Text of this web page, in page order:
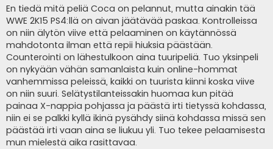
e
s
t
i
En tiedä mitä peliä Coca on pelannut, mutta ainakin tää
WWE 2K15 PS4:llä on aivan jäätävää paskaa. Kontrolleissa
on niin älytön viive että pelaaminen on käytännössä
mahdotonta ilman että repii hiuksia päästään.
Counterointi on lähestulkoon aina tuuripeliä. Tuo yksinpeli
on nykyään vähän samanlaista kuin online-hommat
vanhemmissa peleissä, kaikki on tuurista kiinni koska viive
on niin suuri. Selätystilanteissakin huomaa kun pitää
painaa X-nappia pohjassa ja päästä irti tietyssä kohdassa,
niin ei se palkki kyllä ikinä pysähdy siinä kohdassa missä sen
päästää irti vaan aina se liukuu yli. Tuo tekee pelaamisesta
mun mielestä aika rasittavaa.